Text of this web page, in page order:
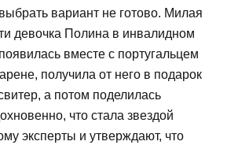
вариант не готово. Милая
девочка Полина в инвалидном
вместе с португальцем
получила от него в подарок
а потом поделилась
что стала звездой
эксперты и утверждают, что